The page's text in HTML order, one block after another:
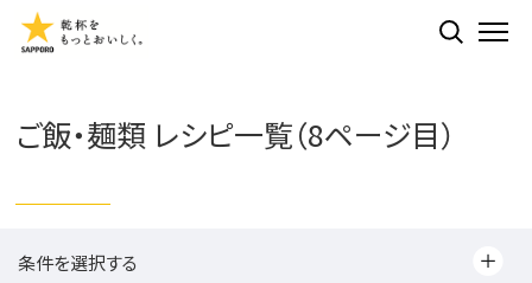
検索する
ご飯・麺類 レシピ一覧（8ページ目）
条件を選択する